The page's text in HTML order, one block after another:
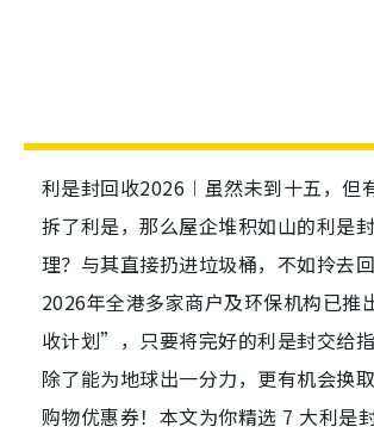
利是封回收2026︱虽然未到十五，但
拆了利是，那么屋企堆积如山的利是
理？与其直接扔进垃圾桶，不如拎去回
2026年全港多家商户及环保机构已
收计划”，只要将完好的利是封交给指
除了能为地球出一分力，更有机会换
购物优惠券！本文为你精选 7 大利是